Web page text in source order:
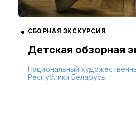
СБОРНАЯ ЭКСКУРСИЯ
Детская обзорная
Национальный
Республики Беларусь